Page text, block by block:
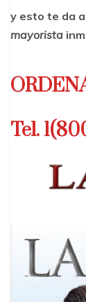
y esto te da
mayorista
Tel.